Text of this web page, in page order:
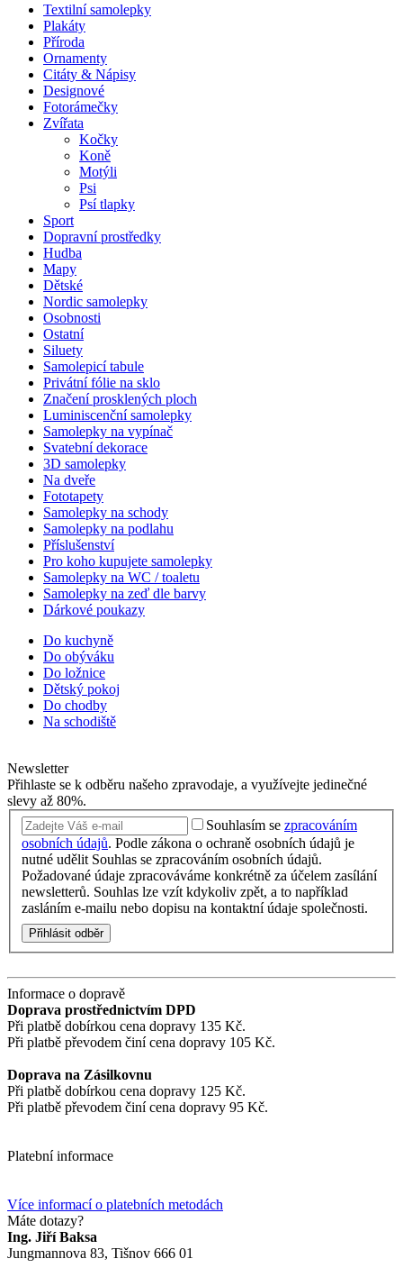
Textilní samolepky
Plakáty
Příroda
Ornamenty
Citáty & Nápisy
Designové
Fotorámečky
Zvířata
Kočky
Koně
Motýli
Psi
Psí tlapky
Sport
Dopravní prostředky
Hudba
Mapy
Dětské
Nordic samolepky
Osobnosti
Ostatní
Siluety
Samolepicí tabule
Privátní fólie na sklo
Značení prosklených ploch
Luminiscenční samolepky
Samolepky na vypínač
Svatební dekorace
3D samolepky
Na dveře
Fototapety
Samolepky na schody
Samolepky na podlahu
Příslušenství
Pro koho kupujete samolepky
Samolepky na WC / toaletu
Samolepky na zeď dle barvy
Dárkové poukazy
Do kuchyně
Do obýváku
Do ložnice
Dětský pokoj
Do chodby
Na schodiště
Newsletter
Přihlaste se k odběru našeho zpravodaje, a využívejte jedinečné
slevy až 80%.
Souhlasím se zpracováním
osobních údajů. Podle zákona o ochraně osobních údajů je
nutné udělit Souhlas se zpracováním osobních údajů.
Požadované údaje zpracováváme konkrétně za účelem zasílání
newsletterů. Souhlas lze vzít kdykoliv zpět, a to například
zasláním e-mailu nebo dopisu na kontaktní údaje společnosti.
Přihlásit odběr
Informace o dopravě
Doprava prostřednictvím DPD
Při platbě dobírkou cena dopravy 135 Kč.
Při platbě převodem činí cena dopravy 105 Kč.
Doprava na Zásilkovnu
Při platbě dobírkou cena dopravy 125 Kč.
Při platbě převodem činí cena dopravy 95 Kč.
Platební informace
Více informací o platebních metodách
Máte dotazy?
Ing. Jiří Baksa
Jungmannova 83, Tišnov 666 01